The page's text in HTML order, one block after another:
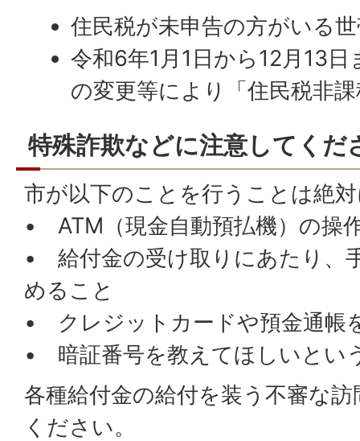
住民税が未申告の方がいる
令和6年1月1日から12月13
の変更等により「住民税非
特殊詐欺などに注意してくだ
市が以下のことを行うことは絶
• ATM（現金自動預払機）の操
• 給付金の受け取りにあたり、
めること
• クレジットカードや預金通帳
• 暗証番号を教えてほしいとい
各種給付金の給付を装う不審な
ください。